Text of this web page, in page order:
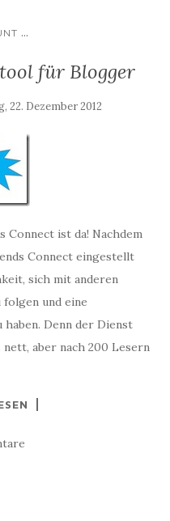
...
für Blogger
22. Dezember 2012
Connect ist da! Nachdem
Connect eingestellt
sich mit anderen
und eine
Denn der Dienst
aber nach 200 Lesern